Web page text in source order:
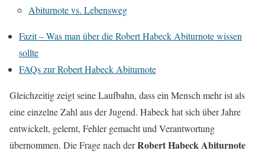
Abiturnote vs. Lebensweg
Fazit – Was man über die Robert Habeck Abiturnote wissen
sollte
FAQs zur Robert Habeck Abiturnote
Gleichzeitig zeigt seine Laufbahn, dass ein Mensch mehr ist als
eine einzelne Zahl aus der Jugend. Habeck hat sich über Jahre
entwickelt, gelernt, Fehler gemacht und Verantwortung
übernommen. Die Frage nach derRobert Habeck Abiturnote